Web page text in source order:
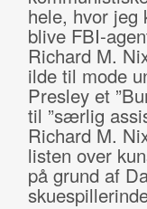
hele, hvor jeg
blive FBI-
Richard M.
ilde til mode
Presley et
til ”særlig
Richard M.
listen over
på grund af